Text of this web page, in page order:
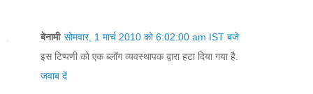
बेनामी सोमवार, 1 मार्च 2010 को 6:02:00 am IST बजे
इस टिप्पणी को एक ब्लॉग व्यवस्थापक द्वारा हटा दिया गया है.
जवाब दें